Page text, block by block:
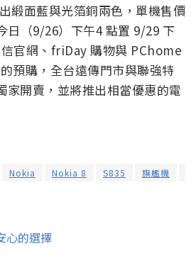
緞面藍與光箔銅兩色，單機售價
日（9/26）下午4 點置 9/29 下
官網、friDay 購物與 PChome
預購，全台遠傳門市與聯強特
家開賣，並將推出相當優惠的電
Nokia Nokia 8 S835 旗艦機
心的選擇